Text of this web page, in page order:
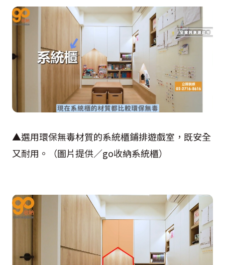
▲選用環保無毒材質的系統櫃鋪排遊戲室，既安全
又耐用。（圖片提供／go收納系統櫃）